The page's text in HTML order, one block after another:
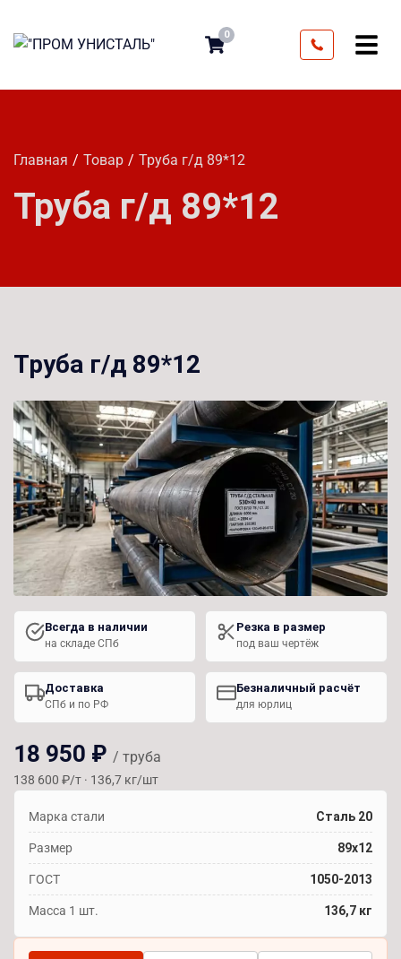
0
Главная Товар Труба г/д 89*12
Труба г/д 89*12
Труба г/д 89*12
Всегда в наличии
на складе СПб
Резка в размер
под ваш чертёж
Доставка
СПб и по РФ
Безналичный расчёт
для юрлиц
18 950 ₽ / труба
138 600 ₽/т · 136,7 кг/шт
Марка стали Сталь 20
Размер 89x12
ГОСТ 1050-2013
Масса 1 шт. 136,7 кг